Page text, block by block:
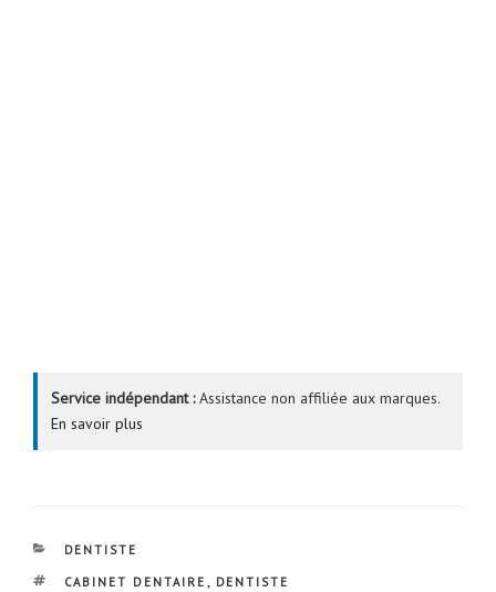
Service indépendant :Assistance non affiliée aux marques.
En savoir plus
CATÉGORIES
DENTISTE
ÉTIQUETTES
CABINET DENTAIRE , DENTISTE